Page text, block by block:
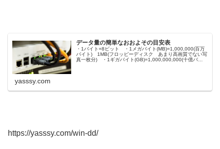
データ量の簡単なおおよその目安表
・1バイト=8ビット ・1メガバイト(MB)=1,000,000(百万
バイト) 1MB(フロッピーディスク あまり高画質でない写
真一枚分) ・1ギガバイト(GB)=1,000,000,000(十億バイ
yasssy.com
https://yasssy.com/win-dd/